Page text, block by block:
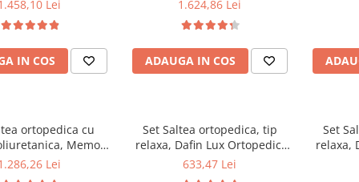
aerisire perimetral
2 perne matlasate
50x70cm, lavabile
la 60°C
Lei
IN COS
sistem de aerisire perimetral
Saltex plus 2 perne matlasate
microfibra 50x70cm, lavabile
la 60°C
1.624,86 Lei
ADAUGA IN COS
plus
ortopedica cu
Memory
5 cm Paris,
Lei
Set Saltea ortopedica, tip
relaxa, Dafin Lux Ortopedic,
140x190x21cm, fermitate
633,47 Lei
Set
relaxa,